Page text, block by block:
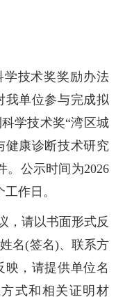
技术奖奖励办法
我单位参与完成拟
学技术奖“湾区城
健康诊断技术研究
。公示时间为2026
作日。
，请以书面形式反
名(签名)、联系方
，请提供单位名
式和相关证明材